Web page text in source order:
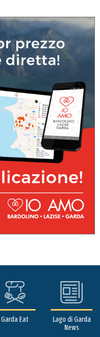
Garda Eat
Lago di Garda
News